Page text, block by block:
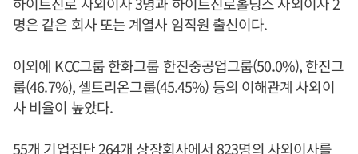
명은 같은 회사 또는 계열사 임직원 출신이다.
이외에 KCC그룹 한화그룹 한진중공업그룹(50.0%), 한진그
룹(46.7%), 셀트리온그룹(45.45%) 등의 이해관계 사외이
사 비율이 높았다.
55개 기업집단 264개 상장회사에서 823명의 사외이사를